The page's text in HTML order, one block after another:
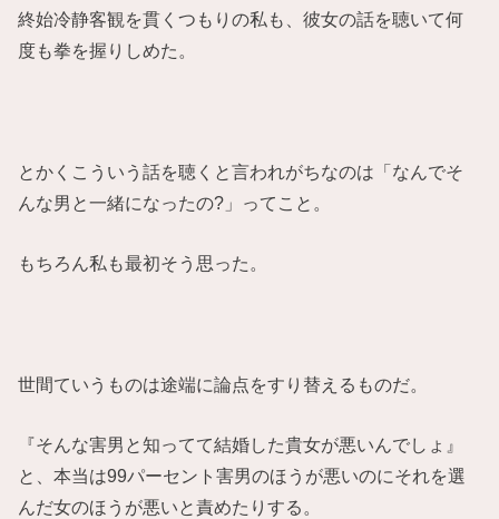
終始冷静客観を貫くつもりの私も、彼女の話を聴いて何
度も拳を握りしめた。
とかくこういう話を聴くと言われがちなのは「なんでそ
んな男と一緒になったの?」ってこと。
もちろん私も最初そう思った。
世間ていうものは途端に論点をすり替えるものだ。
『そんな害男と知ってて結婚した貴女が悪いんでしょ』
と、本当は99パーセント害男のほうが悪いのにそれを選
んだ女のほうが悪いと責めたりする。